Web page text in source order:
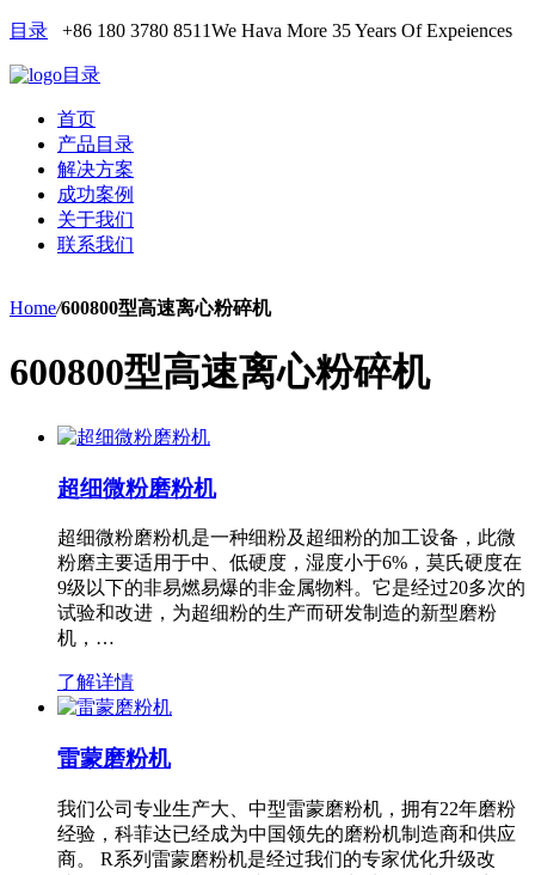
目录 +86 180 3780 8511We Hava More 35 Years Of Expeiences
目录
首页
产品目录
解决方案
成功案例
关于我们
联系我们
Home/600800型高速离心粉碎机
600800型高速离心粉碎机
超细微粉磨粉机
超细微粉磨粉机是一种细粉及超细粉的加工设备，此微
粉磨主要适用于中、低硬度，湿度小于6%，莫氏硬度在
9级以下的非易燃易爆的非金属物料。它是经过20多次的
试验和改进，为超细粉的生产而研发制造的新型磨粉
机，…
了解详情
雷蒙磨粉机
我们公司专业生产大、中型雷蒙磨粉机，拥有22年磨粉
经验，科菲达已经成为中国领先的磨粉机制造商和供应
商。 R系列雷蒙磨粉机是经过我们的专家优化升级改